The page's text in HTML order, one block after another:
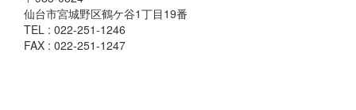
仙台市宮城野区鶴ケ谷1丁目19番
TEL : 022-251-1246
FAX : 022-251-1247